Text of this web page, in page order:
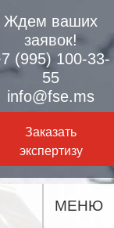
Ждем ваших
заявок!
(995) 100-33-
55
info@fse.ms
Заказать
экспертизу
МЕНЮ